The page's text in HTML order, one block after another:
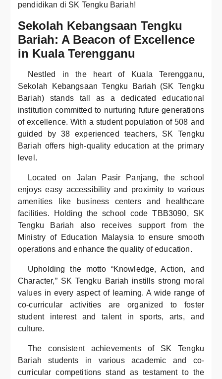
pendidikan di SK Tengku Bariah!
Sekolah Kebangsaan Tengku
Bariah: A Beacon of Excellence
in Kuala Terengganu
Nestled in the heart of Kuala Terengganu,
Sekolah Kebangsaan Tengku Bariah (SK Tengku
Bariah) stands tall as a dedicated educational
institution committed to nurturing future generations
of excellence. With a student population of 508 and
guided by 38 experienced teachers, SK Tengku
Bariah offers high-quality education at the primary
level.
Located on Jalan Pasir Panjang, the school
enjoys easy accessibility and proximity to various
amenities like business centers and healthcare
facilities. Holding the school code TBB3090, SK
Tengku Bariah also receives support from the
Ministry of Education Malaysia to ensure smooth
operations and enhance the quality of education.
Upholding the motto “Knowledge, Action, and
Character,” SK Tengku Bariah instills strong moral
values in every aspect of learning. A wide range of
co-curricular activities are organized to foster
student interest and talent in sports, arts, and
culture.
The consistent achievements of SK Tengku
Bariah students in various academic and co-
curricular competitions stand as testament to the